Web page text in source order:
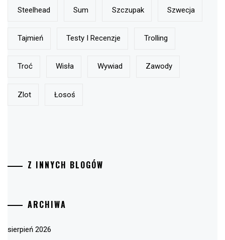
Steelhead Sum Szczupak Szwecja
Tajmień Testy I Recenzje Trolling
Troć Wisła Wywiad Zawody
Zlot Łosoś
Z INNYCH BLOGÓW
ARCHIWA
sierpień 2026